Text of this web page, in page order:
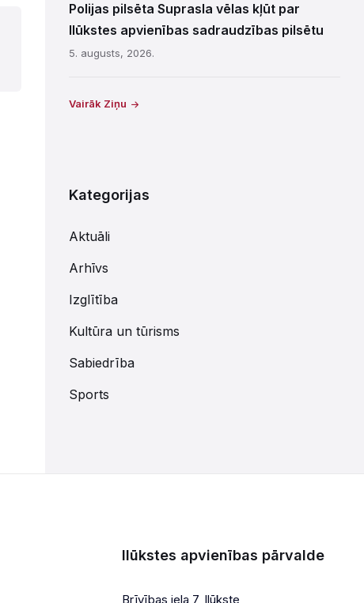
Polijas pilsēta Suprasla vēlas kļūt par
Ilūkstes apvienības sadraudzības pilsētu
5. augusts, 2026.
Vairāk Ziņu
Kategorijas
Aktuāli
Arhīvs
Izglītība
Kultūra un tūrisms
Sabiedrība
Sports
Ilūkstes apvienības pārvalde
Brīvības iela 7, Ilūkste,